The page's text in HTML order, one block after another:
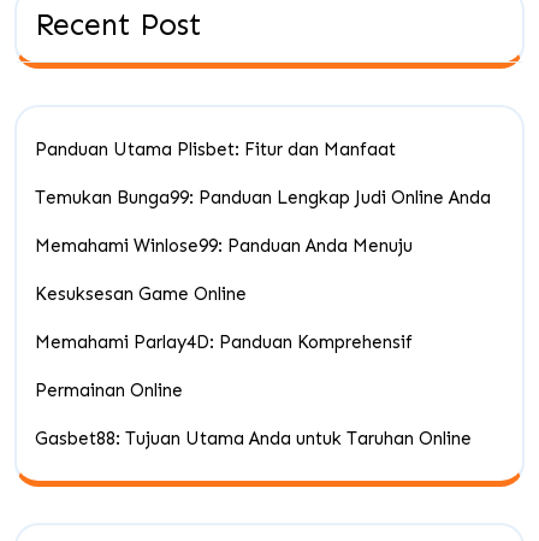
Recent Post
Panduan Utama Plisbet: Fitur dan Manfaat
Temukan Bunga99: Panduan Lengkap Judi Online Anda
Memahami Winlose99: Panduan Anda Menuju
Kesuksesan Game Online
Memahami Parlay4D: Panduan Komprehensif
Permainan Online
Gasbet88: Tujuan Utama Anda untuk Taruhan Online